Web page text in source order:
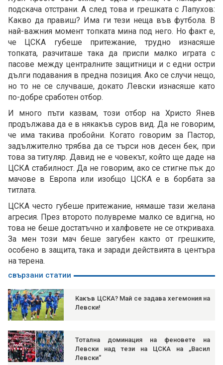
подскача отстрани. А след това и грешката с Лапухов:
Какво да правиш? Има ги тези неща във футбола. В
най-важния момент топката мина под него. Но факт е,
че ЦСКА губеше притежание, трудно изнасяше
топката, разчиташе така да приспи малко играта с
пасове между централните защитници и с едни остри
дълги подавания в предна позиция. Ако се случи нещо,
но то не се случваше, докато Левски изнасяше като
по-добре сработен отбор.
И много пъти казвам, този отбор на Христо Янев
продължава да е в някакъв суров вид. Да не говорим,
че има такива пробойни. Когато говорим за Пастор,
задължително трябва да се търси нов десен бек, при
това за титуляр. Давид не е човекът, който ще даде на
ЦСКА стабилност. Да не говорим, ако се стигне пък до
мачове в Европа или изобщо ЦСКА е в борбата за
титлата.
ЦСКА често губеше притежание, нямаше тази желана
агресия. През второто полувреме малко се вдигна, но
това не беше достатъчно и халфовете не се откриваха.
За мен този мач беше загубен както от грешките,
особено в защита, така и заради действията в центъра
на терена.
свързани статии
Какъв ЦСКА? Май се задава хегемония на
Левски!
Тотална доминация на феновете на
Левски над тези на ЦСКА на „Васил
Левски“